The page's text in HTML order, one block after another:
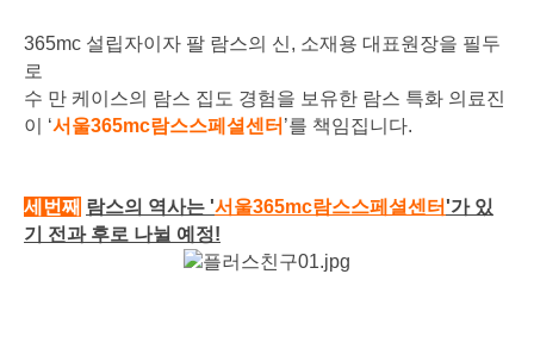
365mc 설립자이자 팔 람스의 신, 소재용 대표원장을 필두
로
수 만 케이스의 람스 집도 경험을 보유한 람스 특화 의료진
이 ‘서울365mc람스스페셜센터 ’를 책임집니다.
세번째 람스의 역사는 '서울365mc람스스페셜센터 '가 있
기 전과 후로 나뉠 예정!